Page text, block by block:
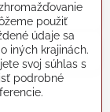
použiť
údaje sa
iných krajinách.
svoj súhlas s
podrobné